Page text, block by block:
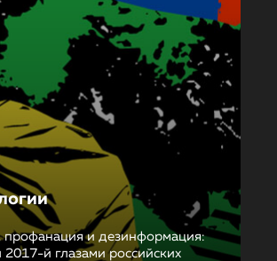
профанация и дезинформация:
й глазами российских